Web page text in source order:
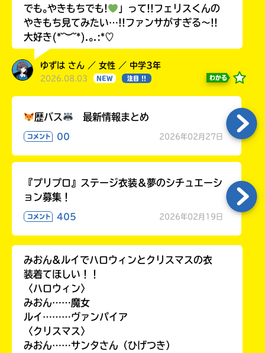
でも｡やきもちでも!
」って!!フェリスくんの
やきもち見てみたい…!!ファンサがすぎる〜!!
大好き(*˘︶˘*).｡.:*♡
ゆずは さん ／ 女性 ／ 中学3年
2026.08.03 NEW 注目 !! わかる
歴バス 最新情報まとめ
コメント 00 2026年02月27日
『プリプロ』ステージ衣装＆夢のシチュエーシ
ョン募集！
コメント 405 2026年02月19日
みおん&ルイでハロウィンとクリスマスの衣
装着てほしい！！
〈ハロウィン〉
みおん……魔女
ルイ………ヴァンパイア
〈クリスマス〉
みおん……サンタさん（ひげつき）